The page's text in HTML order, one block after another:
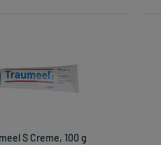
S Creme, 100 g